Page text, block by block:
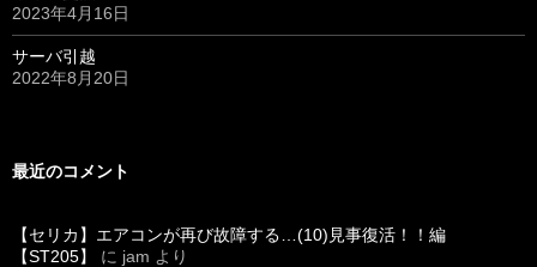
2023年4月16日
サーバ引越
2022年8月20日
最近のコメント
【セリカ】エアコンが再び故障する…(10)見事復活！！編
【ST205】
に jam より